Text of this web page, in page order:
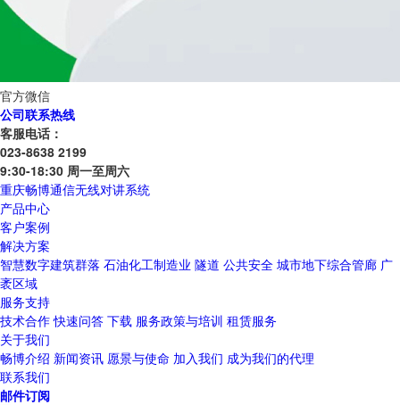
官方微信
公司联系热线
客服电话：
023-8638 2199
9:30-18:30 周一至周六
重庆畅博通信无线对讲系统
产品中心
客户案例
解决方案
智慧数字建筑群落 石油化工制造业 隧道 公共安全 城市地下综合管廊 广
袤区域
服务支持
技术合作 快速问答 下载 服务政策与培训 租赁服务
关于我们
畅博介绍 新闻资讯 愿景与使命 加入我们 成为我们的代理
联系我们
邮件订阅